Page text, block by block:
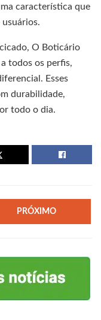
característica que
O Boticário
todos os perfis,
Esses
durabilidade,
todo o dia.
PRÓXIMO